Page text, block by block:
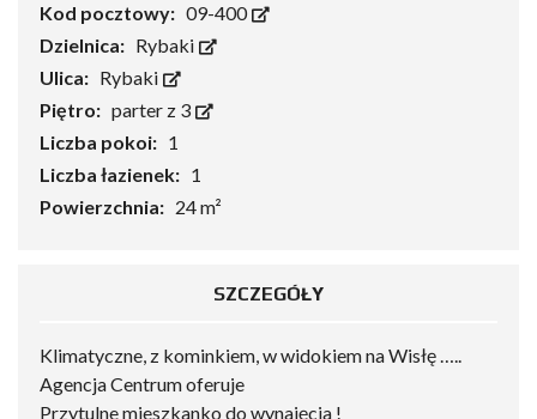
Kod pocztowy: 09-400
Dzielnica: Rybaki
Ulica: Rybaki
Piętro: parter z 3
Liczba pokoi: 1
Liczba łazienek: 1
Powierzchnia: 24 m²
SZCZEGÓŁY
Klimatyczne, z kominkiem, w widokiem na Wisłę …..
Agencja Centrum oferuje
Przytulne mieszkanko do wynajęcia !